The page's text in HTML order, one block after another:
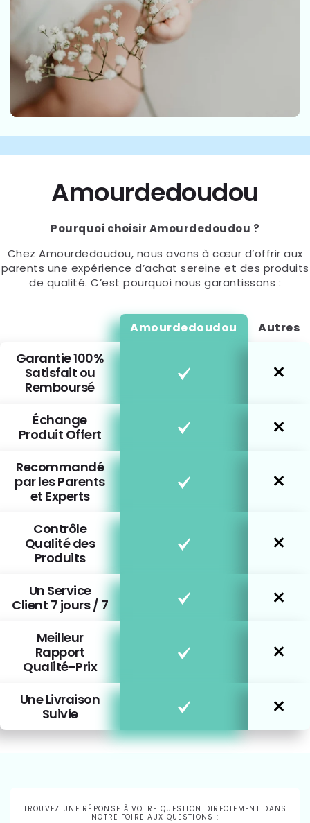
Amourdedoudou
Pourquoi choisir Amourdedoudou ?
Chez Amourdedoudou, nous avons à cœur d’offrir aux
parents une expérience d’achat sereine et des produits
de qualité. C’est pourquoi nous garantissons :
Amourdedoudou Autres
Garantie 100%
Satisfait ou
Remboursé
Échange
Produit Offert
Recommandé
par les Parents
et Experts
Contrôle
Qualité des
Produits
Un Service
Client 7 jours / 7
Meilleur
Rapport
Qualité-Prix
Une Livraison
Suivie
TROUVEZ UNE RÉPONSE À VOTRE QUESTION DIRECTEMENT DANS
NOTRE FOIRE AUX QUESTIONS :